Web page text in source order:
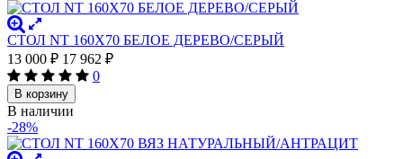
СТОЛ NT 160X70 БЕЛОЕ ДЕРЕВО/СЕРЫЙ
13 000 ₽ 17 962 ₽
0
В корзину
В наличии
-28%